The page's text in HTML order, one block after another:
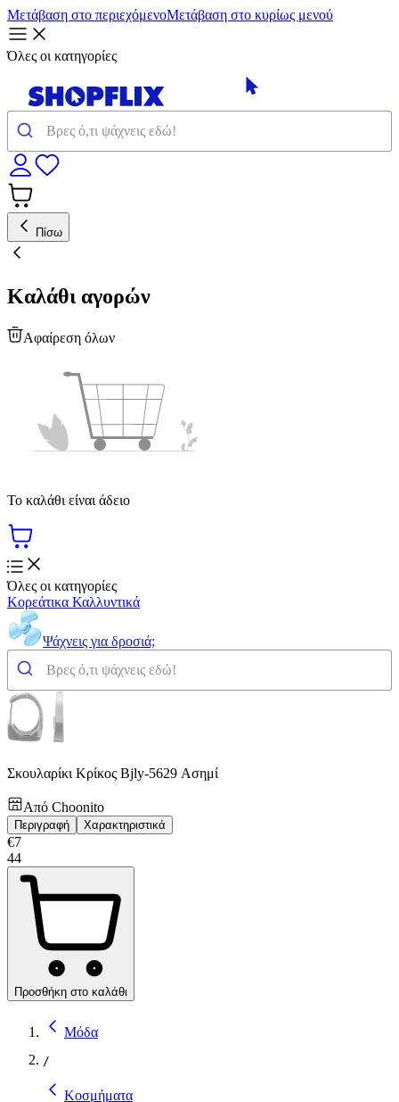
Μετάβαση στο περιεχόμενοΜετάβαση στο κυρίως μενού
Όλες οι κατηγορίες
Πίσω
Καλάθι αγορών
Αφαίρεση όλων
Το καλάθι είναι άδειο
Όλες οι κατηγορίες
Κορεάτικα Καλλυντικά
Ψάχνεις για δροσιά;
Σκουλαρίκι Κρίκος Bjly-5629 Ασημί
Από Choonito
Περιγραφή Χαρακτηριστικά
€7
44
Προσθήκη στο καλάθι
Μόδα
/
Κοσμήματα